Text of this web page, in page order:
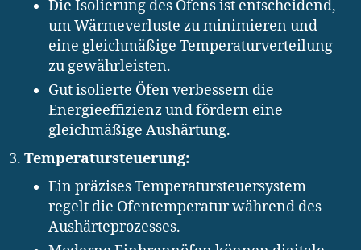
Die Isolierung des Ofens ist entscheidend,
um Wärmeverluste zu minimieren und
eine gleichmäßige Temperaturverteilung
zu gewährleisten.
Gut isolierte Öfen verbessern die
Energieeffizienz und fördern eine
gleichmäßige Aushärtung.
Temperatursteuerung:
Ein präzises Temperatursteuersystem
regelt die Ofentemperatur während des
Aushärteprozesses.